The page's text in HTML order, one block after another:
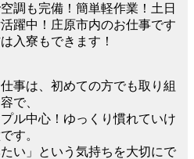
調も完備！簡単軽作業！土日
躍中！庄原市内のお仕事です
入寮もできます！
事は、初めての方でも取り組
で、
ル中心！ゆっくり慣れていけ
す。
たい」という気持ちを大切にで